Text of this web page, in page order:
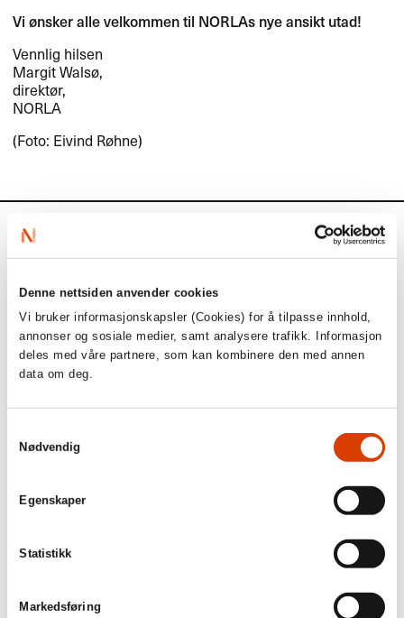
Denne nettsiden anvender cookies
Vi bruker informasjonskapsler (Cookies) for å tilpasse innhold,
annonser og sosiale medier, samt analysere trafikk. Informasjon
deles med våre partnere, som kan kombinere den med annen
data om deg.
Nødvendig
Egenskaper
Statistikk
Markedsføring
Vi ønsker alle velkommen til NORLAs nye ansikt utad!
Vennlig hilsen
Margit Walsø,
direktør,
NORLA
(Foto: Eivind Røhne)
Aktuelt
Siste saker